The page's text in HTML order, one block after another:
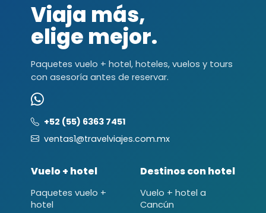
Viaja más,
elige mejor.
Paquetes vuelo + hotel, hoteles, vuelos y tours
con asesoría antes de reservar.
+52 (55) 6363 7451
ventas1@travelviajes.com.mx
Vuelo + hotel
Paquetes vuelo +
hotel
Destinos con hotel
Vuelo + hotel a
Cancún